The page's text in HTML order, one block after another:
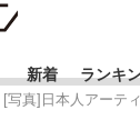
新着 ランキ
[写真]日本人アーテ